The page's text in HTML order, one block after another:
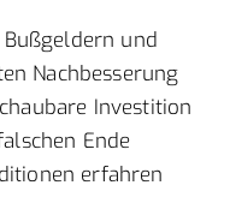
und
Nachbesserung
Investition
Ende
erfahren